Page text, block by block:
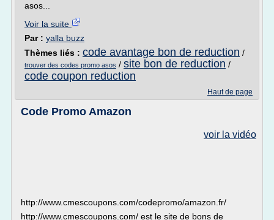
asos...
Voir la suite
Par : yalla buzz
Thèmes liés : code avantage bon de reduction /
trouver des codes promo asos / site bon de reduction /
code coupon reduction
Haut de page
Code Promo Amazon
voir la vidéo
http://www.cmescoupons.com/codepromo/amazon.fr/
http://www.cmescoupons.com/ est le site de bons de